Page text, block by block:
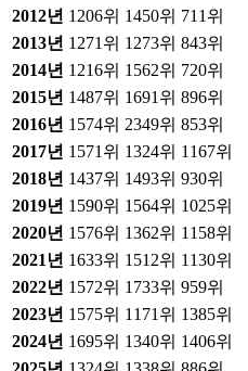
2012년 1206위 1450위 711위
2013년 1271위 1273위 843위
2014년 1216위 1562위 720위
2015년 1487위 1691위 896위
2016년 1574위 2349위 853위
2017년 1571위 1324위 1167위
2018년 1437위 1493위 930위
2019년 1590위 1564위 1025위
2020년 1576위 1362위 1158위
2021 년 1633위 1512위 1130위
2022년 1572위 1733위 959위
2023년 1575위 1171위 1385위
2024년 1695위 1340위 1406위